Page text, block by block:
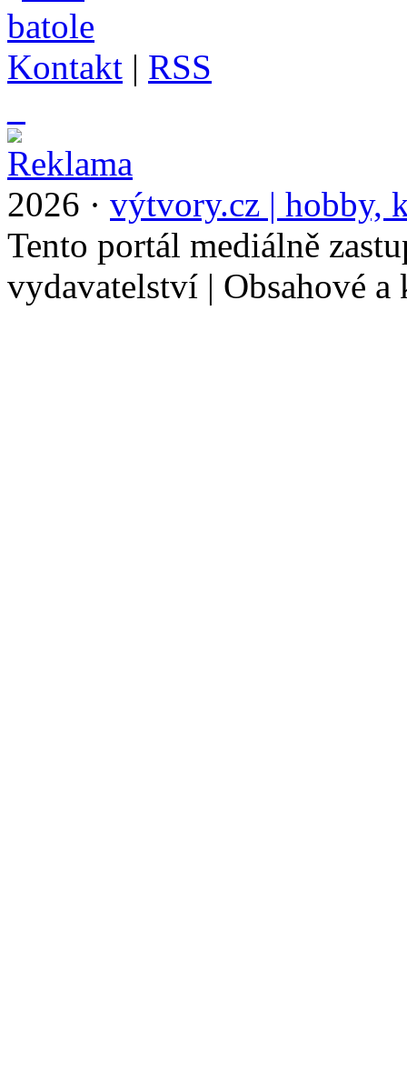
Kontakt | RSS
2026 · výtvory.cz | hobby,
Tento portál mediálně
vydavatelství | Obsahové